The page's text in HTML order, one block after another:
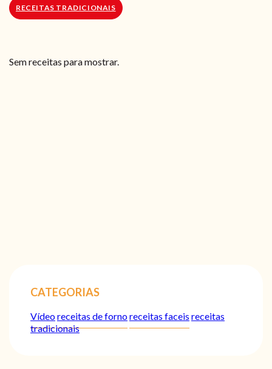
RECEITAS TRADICIONAIS
Sem receitas para mostrar.
CATEGORIAS
Vídeoreceitas de fornoreceitas faceis receitas
tradicionais